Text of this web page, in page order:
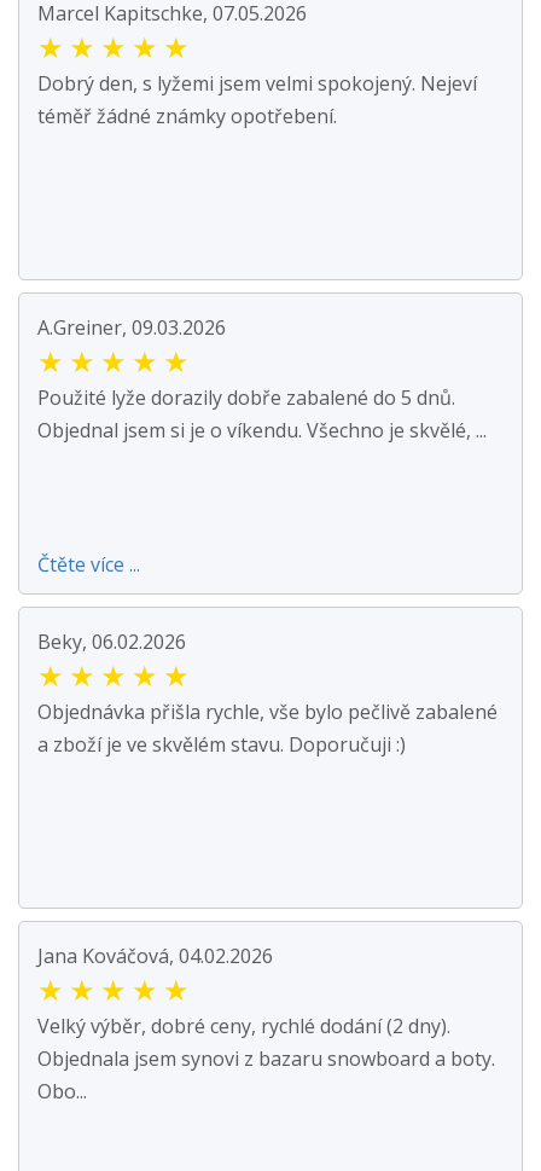
Marcel Kapitschke, 07.05.2026
★ ★ ★ ★ ★
Dobrý den, s lyžemi jsem velmi spokojený. Nejeví
téměř žádné známky opotřebení.
A.Greiner, 09.03.2026
★ ★ ★ ★ ★
Použité lyže dorazily dobře zabalené do 5 dnů.
Objednal jsem si je o víkendu. Všechno je skvělé, ...
Čtěte více ...
Beky, 06.02.2026
★ ★ ★ ★ ★
Objednávka přišla rychle, vše bylo pečlivě zabalené
a zboží je ve skvělém stavu. Doporučuji :)
Jana Kováčová, 04.02.2026
★ ★ ★ ★ ★
Velký výběr, dobré ceny, rychlé dodání (2 dny).
Objednala jsem synovi z bazaru snowboard a boty.
Obo...